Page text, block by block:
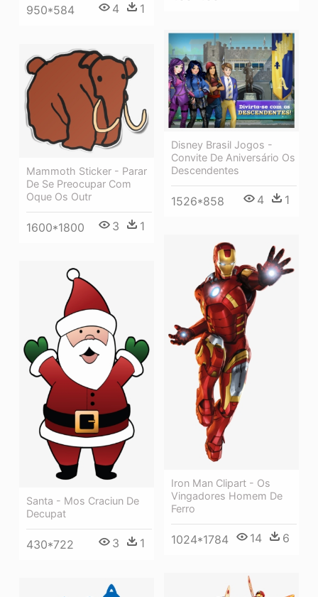
950*584 4 1
Disney Brasil Jogos -
Convite De Aniversário Os
Descendentes
1526*858 4 1
Mammoth Sticker - Parar
De Se Preocupar Com
Oque Os Outr
1600*1800 3 1
Iron Man Clipart - Os
Vingadores Homem De
Ferro
1024*1784 14 6
Santa - Mos Craciun De
Decupat
430*722 3 1